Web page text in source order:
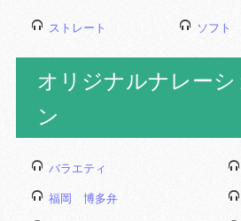
ストレート ソフト
オリジナルナレーシ
ン
バラエティ
福岡 博多弁